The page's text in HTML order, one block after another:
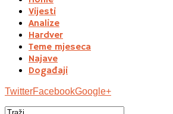
Vijesti
Analize
Hardver
Teme mjeseca
Najave
Događaji
TwitterFacebookGoogle+